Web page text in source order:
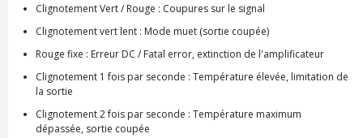
Clignotement Vert / Rouge : Coupures sur le signal
Clignotement vert lent : Mode muet (sortie coupée)
Rouge fixe : Erreur DC / Fatal error, extinction de l'amplificateur
Clignotement 1 fois par seconde : Température élevée, limitation de
la sortie
Clignotement 2 fois par seconde : Température maximum
dépassée, sortie coupée